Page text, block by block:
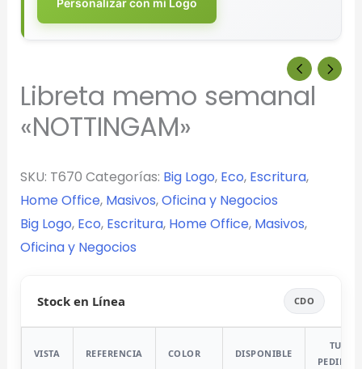
Libreta memo semanal
«NOTTINGAM»
SKU: T670 Categorías: Big Logo, Eco, Escritura,
Home Office, Masivos,Oficina y Negocios
Big Logo, Eco, Escritura, Home Office, Masivos,
Oficina y Negocios
Stock en Línea CDO
VISTA REFERENCIA COLOR DISPONIBLE
TU
PEDIDO